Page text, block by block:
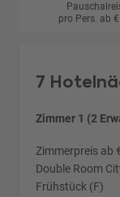
pro Pers. ab
7
Zimmer 1 (2
Zimmerpreis ab
Double Room
Frühstück (F)